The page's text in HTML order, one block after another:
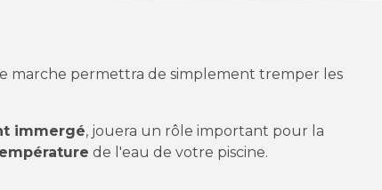
marche permettra de simplement tremper les
immergé, jouera un rôle important pour la
de l'eau de votre piscine.